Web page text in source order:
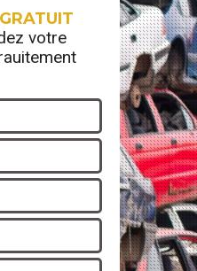
votre